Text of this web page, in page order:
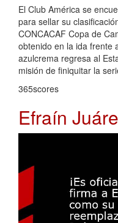
El Club América se
para sellar su
CONCACAF Copa de
obtenido en la ida frente
azulcrema regresa al
misión de finiquitar la
365scores
Efraín